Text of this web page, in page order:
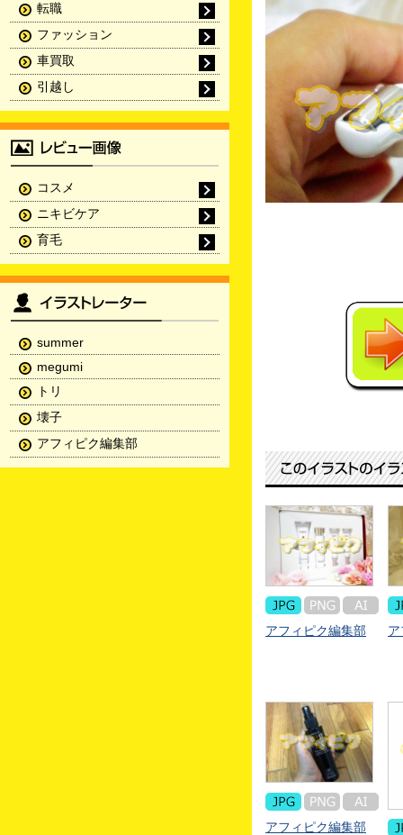
アフィピク編集部
アフィピク編集部
転職
ファッション
車買取
引越し
コスメ
ニキビケア
育毛
summer
megumi
トリ
壊子
アフィピク編集部